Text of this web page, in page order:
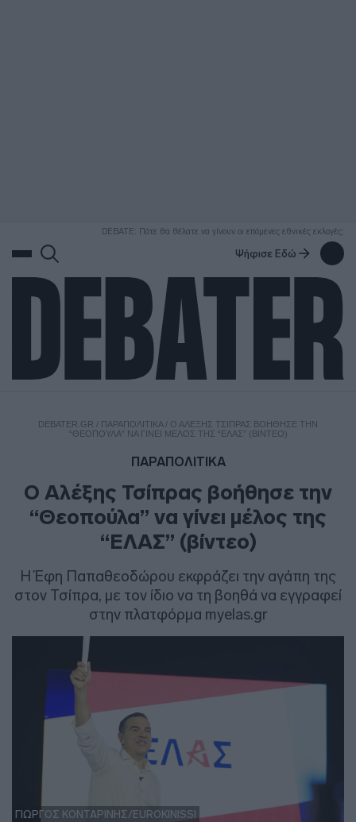
DEBATE: Πότε θα θέλατε να γίνουν οι επόμενες εθνικές εκλογές;
Ψήφισε Εδώ
DEBATER.GR / ΠΑΡΑΠΟΛΙΤΙΚΑ/ Ο ΑΛΈΞΗΣ ΤΣΊΠΡΑΣ ΒΟΉΘΗΣΕ ΤΗΝ
“ΘΕΟΠΟΎΛΑ” ΝΑ ΓΊΝΕΙ ΜΈΛΟΣ ΤΗΣ “ΕΛΑΣ” (ΒΊΝΤΕΟ)
ΠΑΡΑΠΟΛΙΤΙΚΑ
Ο Αλέξης Τσίπρας βοήθησε την
“Θεοπούλα” να γίνει μέλος της
“ΕΛΑΣ” (βίντεο)
Η Έφη Παπαθεοδώρου εκφράζει την αγάπη της
στον Τσίπρα, με τον ίδιο να τη βοηθά να εγγραφεί
στην πλατφόρμα myelas.gr
ΓΙΩΡΓΟΣ ΚΟΝΤΑΡΙΝΗΣ/EUROKINISSI